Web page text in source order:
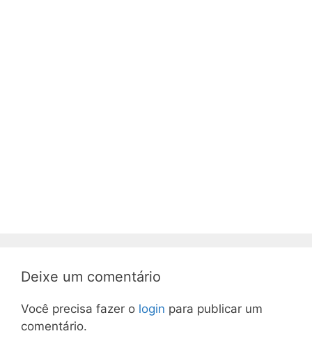
Deixe um comentário
Você precisa fazer o login para publicar um
comentário.